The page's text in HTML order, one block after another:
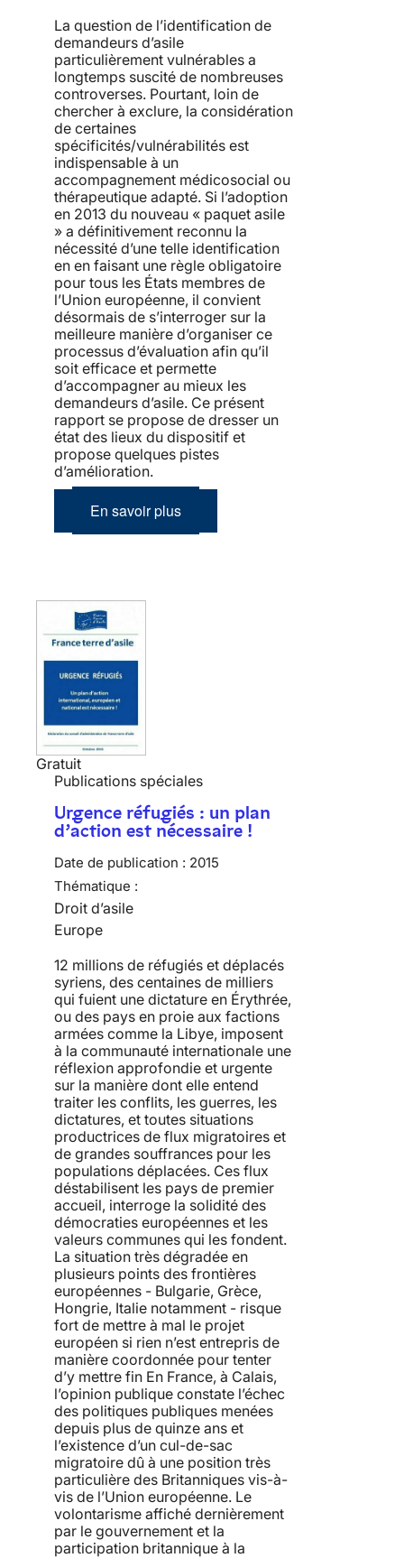
La question de l’identification de
demandeurs d’asile
particulièrement vulnérables a
longtemps suscité de nombreuses
controverses. Pourtant, loin de
chercher à exclure, la considération
de certaines
spécificités/vulnérabilités est
indispensable à un
accompagnement médicosocial ou
thérapeutique adapté. Si l’adoption
en 2013 du nouveau « paquet asile
» a définitivement reconnu la
nécessité d’une telle identification
en en faisant une règle obligatoire
pour tous les États membres de
l’Union européenne, il convient
désormais de s’interroger sur la
meilleure manière d’organiser ce
processus d’évaluation afin qu’il
soit efficace et permette
d’accompagner au mieux les
demandeurs d’asile. Ce présent
rapport se propose de dresser un
état des lieux du dispositif et
propose quelques pistes
d’amélioration.
En savoir plus
Gratuit
Publications spéciales
Urgence réfugiés : un plan
d’action est nécessaire !
Date de publication : 2015
Thématique :
Droit d’asile
Europe
12 millions de réfugiés et déplacés
syriens, des centaines de milliers
qui fuient une dictature en Érythrée,
ou des pays en proie aux factions
armées comme la Libye, imposent
à la communauté internationale une
réflexion approfondie et urgente
sur la manière dont elle entend
traiter les conflits, les guerres, les
dictatures, et toutes situations
productrices de flux migratoires et
de grandes souffrances pour les
populations déplacées. Ces flux
déstabilisent les pays de premier
accueil, interroge la solidité des
démocraties européennes et les
valeurs communes qui les fondent.
La situation très dégradée en
plusieurs points des frontières
européennes - Bulgarie, Grèce,
Hongrie, Italie notamment - risque
fort de mettre à mal le projet
européen si rien n’est entrepris de
manière coordonnée pour tenter
d’y mettre fin En France, à Calais,
l’opinion publique constate l’échec
des politiques publiques menées
depuis plus de quinze ans et
l’existence d’un cul-de-sac
migratoire dû à une position très
particulière des Britanniques vis-à-
vis de l’Union européenne. Le
volontarisme affiché dernièrement
par le gouvernement et la
participation britannique à la